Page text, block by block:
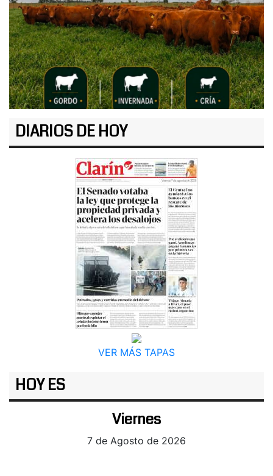
DIARIOS DE HOY
VER MÁS TAPAS
HOY ES
Viernes
7 de Agosto de 2026